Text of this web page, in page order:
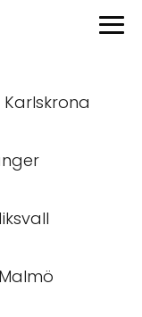
Karlskrona